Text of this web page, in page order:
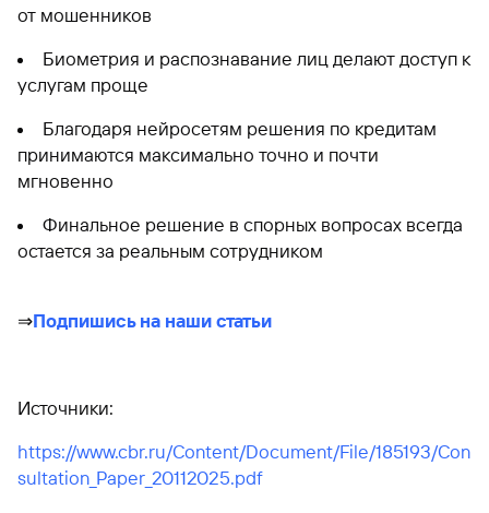
от мошенников
Биометрия и распознавание лиц делают доступ к
услугам проще
Благодаря нейросетям решения по кредитам
принимаются максимально точно и почти
мгновенно
Финальное решение в спорных вопросах всегда
остается за реальным сотрудником
⇒Подпишись на наши статьи
Источники:
https://www.cbr.ru/Content/Document/File/185193/Con
sultation_Paper_20112025.pdf